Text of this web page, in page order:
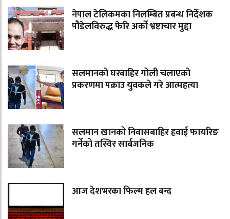
नेपाल टेलिकमका निलम्बित प्रबन्ध निर्देशक
पौडेलविरुद्ध फेरि अर्को भ्रष्टाचार मुद्दा
सलमानको घरबाहिर गोली चलाएको
प्रकरणमा पक्राउ युवकले गरे आत्महत्या
सलमान खानको निवासबाहिर हवाई फायरिङ
गर्नेको तस्विर सार्बजनिक
आज देशभरका फिल्म हल बन्द